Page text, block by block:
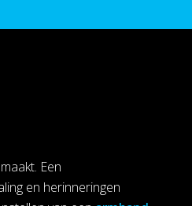
Een
en herinneringen